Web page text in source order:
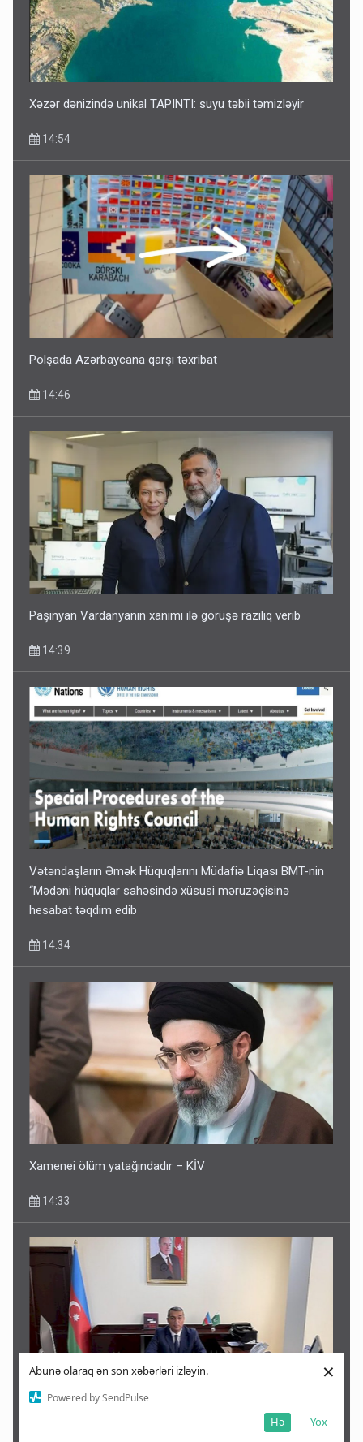
Abunə olaraq ən son xəbərləri izləyin.
Powered by SendPulse
Yox
Hə
×
Xəzər dənizində unikal TAPINTI: suyu təbii təmizləyir
14:54
Polşada Azərbaycana qarşı təxribat
14:46
Paşinyan Vardanyanın xanımı ilə görüşə razılıq verib
14:39
Vətəndaşların Əmək Hüquqlarını Müdafiə Liqası BMT-nin
“Mədəni hüquqlar sahəsində xüsusi məruzəçisinə
hesabat təqdim edib
14:34
Xamenei ölüm yatağındadır – KİV
14:33